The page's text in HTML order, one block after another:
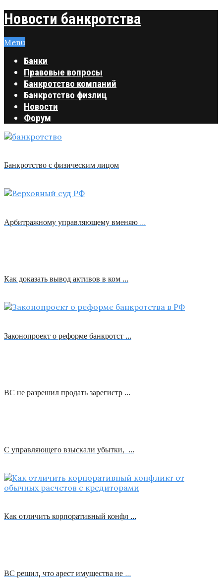
Новости банкротства
Menu
Банки
Правовые вопросы
Банкротство компаний
Банкротство физлиц
Новости
Форум
Банкротство с физическим лицом
Арбитражному управляющему вменяю …
Как доказать вывод активов в ком …
Законопроект о реформе банкротст …
ВС не разрешил продать зарегистр …
С управляющего взыскали убытки, …
Как отличить корпоративный конфл …
ВС решил, что арест имущества не …